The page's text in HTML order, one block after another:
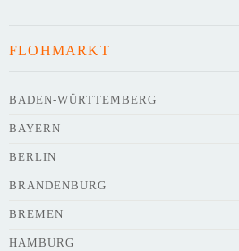
FLOHMARKT
BADEN-WÜRTTEMBERG
BAYERN
BERLIN
BRANDENBURG
BREMEN
HAMBURG